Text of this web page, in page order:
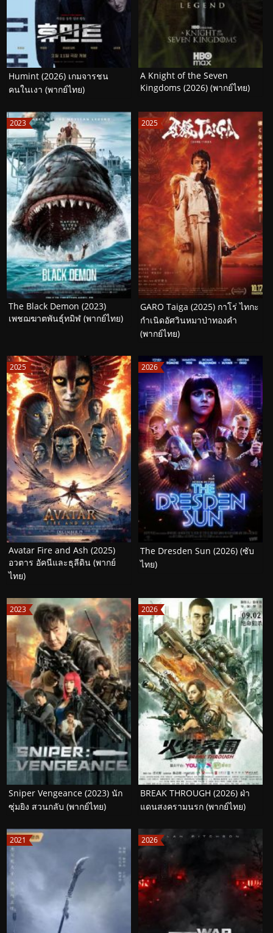
Humint (2026) เกมจารชน
คนในเงา (พากย์ไทย)
A Knight of the Seven
Kingdoms (2026) (พากย์ไทย)
2023
The Black Demon (2023)
เพชฌฆาตพันธุ์ทมิฬ (พากย์ไทย)
2025
GARO Taiga (2025) กาโร่ ไทกะ
กำเนิดอัศวินหมาป่าทองคำ
(พากย์ไทย)
2025
Avatar Fire and Ash (2025)
อวตาร อัคนีและธุลีดิน (พากย์
ไทย)
2026
The Dresden Sun (2026) (ซับ
ไทย)
2023
Sniper Vengeance (2023) นัก
ซุ่มยิง สวนกลับ (พากย์ไทย)
2026
BREAK THROUGH (2026) ฝ่า
แดนสงครามนรก (พากย์ไทย)
2021 2026